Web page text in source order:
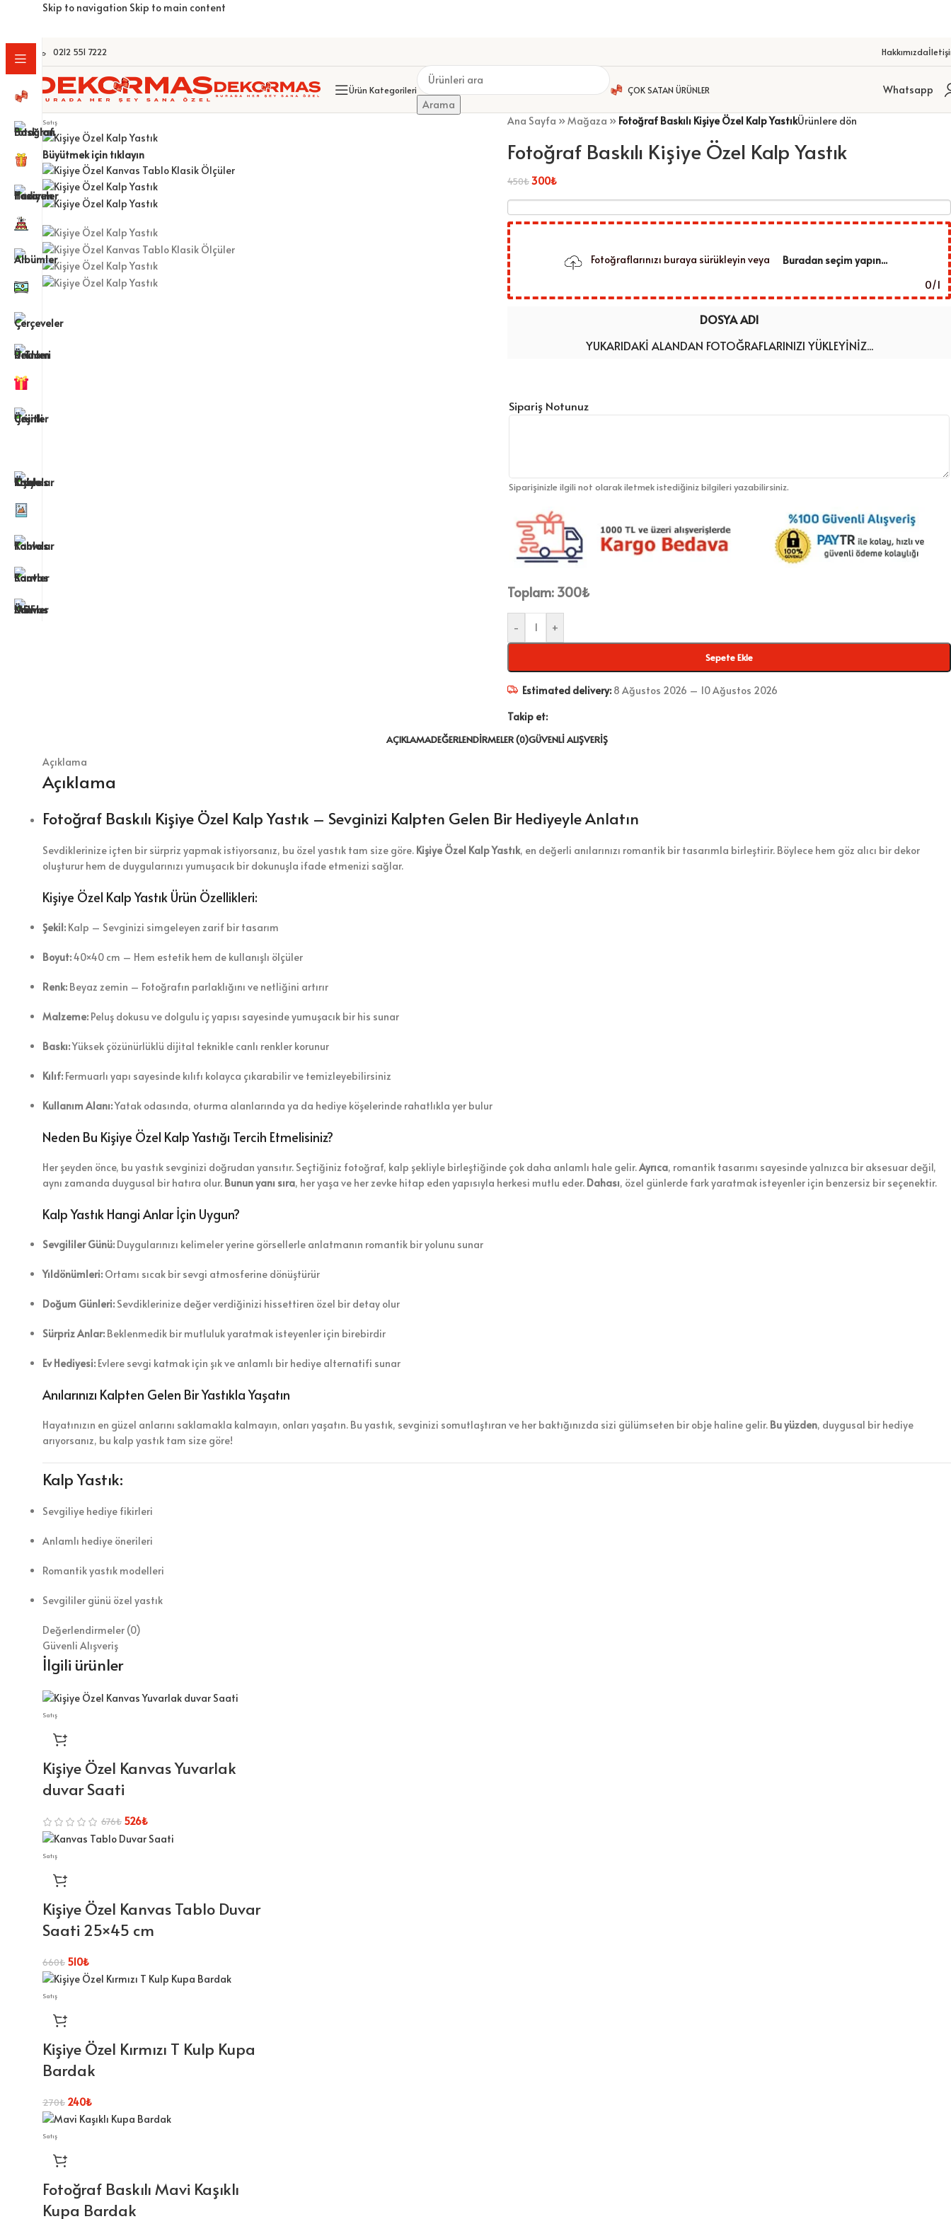
Skip to navigation Skip to main content
0212 551 7222 Hakkımızda
Ürün Kategorileri
Arama
ÇOK SATAN ÜRÜNLER Whatsapp
Satış
Büyütmek için tıklayın
Ana Sayfa »Mağaza » Fotoğraf Baskılı Kişiye Özel Kalp YastıkÜrünlere dön
Fotoğraf Baskılı Kişiye Özel Kalp Yastık
450₺300₺
Fotoğraflarınızı buraya sürükleyin veya Buradan seçim yapın...
0/1
DOSYA ADI
YUKARIDAKI ALANDAN FOTOĞRAFLARINIZI YÜKLEYINIZ...
Sipariş Notunuz
Siparişinizle ilgili not olarak iletmek istediğiniz bilgileri yazabilirsiniz.
Toplam: 300₺
- +
Sepete Ekle
Estimated delivery: 8 Ağustos 2026 – 10 Ağustos 2026
Takip et:
AÇIKLAMADEĞERLENDIRMELER (0)GÜVENLI ALIŞVERIŞ
Açıklama
Açıklama
Fotoğraf Baskılı Kişiye Özel Kalp Yastık – Sevginizi Kalpten Gelen Bir Hediyeyle Anlatın
Sevdiklerinize içten bir sürpriz yapmak istiyorsanız, bu özel yastık tam size göre. Kişiye Özel Kalp Yastık, en değerli anılarınızı romantik bir tasarımla birleştirir. Böylece hem göz alıcı bir dekor
oluşturur hem de duygularınızı yumuşacık bir dokunuşla ifade etmenizi sağlar.
Kişiye Özel Kalp Yastık Ürün Özellikleri:
Şekil: Kalp – Sevginizi simgeleyen zarif bir tasarım
Boyut:40×40 cm – Hem estetik hem de kullanışlı ölçüler
Renk: Beyaz zemin – Fotoğrafın parlaklığını ve netliğini artırır
Malzeme: Peluş dokusu ve dolgulu iç yapısı sayesinde yumuşacık bir his sunar
Baskı:Yüksek çözünürlüklü dijital teknikle canlı renkler korunur
Kılıf: Fermuarlı yapı sayesinde kılıfı kolayca çıkarabilir ve temizleyebilirsiniz
Kullanım Alanı:Yatak odasında, oturma alanlarında ya da hediye köşelerinde rahatlıkla yer bulur
Neden Bu Kişiye Özel Kalp Yastığı Tercih Etmelisiniz?
Her şeyden önce, bu yastık sevginizi doğrudan yansıtır. Seçtiğiniz fotoğraf, kalp şekliyle birleştiğinde çok daha anlamlı hale gelir.Ayrıca, romantik tasarımı sayesinde yalnızca bir aksesuar değil,
aynı zamanda duygusal bir hatıra olur. Bunun yanı sıra, her yaşa ve her zevke hitap eden yapısıyla herkesi mutlu eder. Dahası, özel günlerde fark yaratmak isteyenler için benzersiz bir seçenektir.
Kalp Yastık Hangi Anlar İçin Uygun?
Sevgililer Günü: Duygularınızı kelimeler yerine görsellerle anlatmanın romantik bir yolunu sunar
Yıldönümleri: Ortamı sıcak bir sevgi atmosferine dönüştürür
Doğum Günleri: Sevdiklerinize değer verdiğinizi hissettiren özel bir detay olur
Sürpriz Anlar: Beklenmedik bir mutluluk yaratmak isteyenler için birebirdir
Ev Hediyesi: Evlere sevgi katmak için şık ve anlamlı bir hediye alternatifi sunar
Anılarınızı Kalpten Gelen Bir Yastıkla Yaşatın
Hayatınızın en güzel anlarını saklamakla kalmayın, onları yaşatın. Bu yastık, sevginizi somutlaştıran ve her baktığınızda sizi gülümseten bir obje haline gelir. Bu yüzden, duygusal bir hediye
arıyorsanız, bu kalp yastık tam size göre!
Kalp Yastık:
Sevgiliye hediye fikirleri
Anlamlı hediye önerileri
Romantik yastık modelleri
Sevgililer günü özel yastık
Değerlendirmeler (0)
Güvenli Alışveriş
İlgili ürünler
Satış
Kişiye Özel Kanvas Yuvarlak
duvar Saati
676₺ 526₺
Satış
Kişiye Özel Kanvas Tablo Duvar
Saati 25×45 cm
660₺ 510₺
Satış
Kişiye Özel Kırmızı T Kulp Kupa
Bardak
270₺ 240₺
Satış
Fotoğraf Baskılı Mavi Kaşıklı
Kupa Bardak